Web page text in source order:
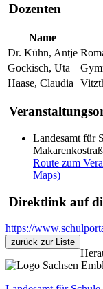
Dozenten
Name
Dr. Kühn, Antje
Gockisch, Uta
Haase, Claudia
Landesamt für
Route zum
Maps)
Direktlink auf
https://
zurück zur Liste